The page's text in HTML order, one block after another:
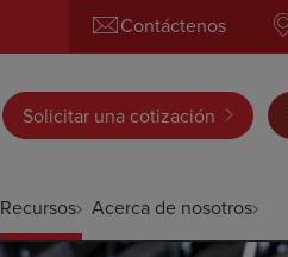
Contáctenos
Solicitar una cotización
Recursos Acerca de nosotros